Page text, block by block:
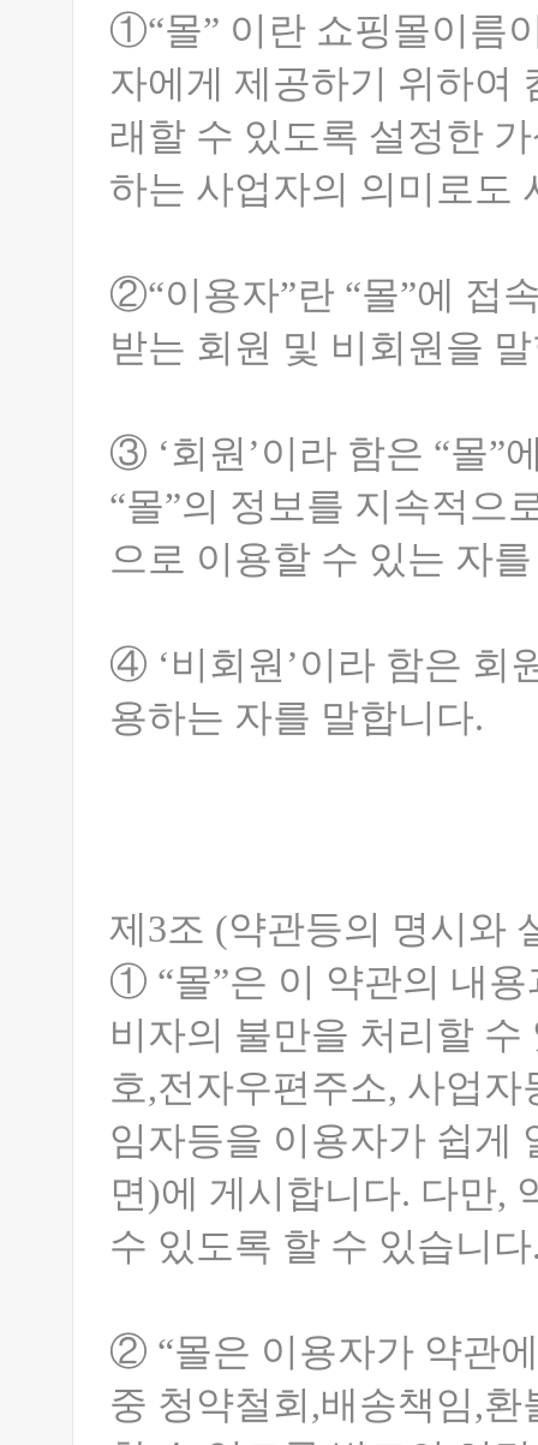
①“몰” 이란 쇼핑몰이름
자에게 제공하기 위하여
래할 수 있도록 설정한
하는 사업자의 의미로도
②“이용자”란 “몰”에 접
받는 회원 및 비회원을
③ ‘회원’이라 함은 “몰”
“몰”의 정보를 지속적으
으로 이용할 수 있는 자
④ ‘비회원’이라 함은 회
용하는 자를 말합니다.
제3조 (약관등의 명시와
① “몰”은 이 약관의 내
비자의 불만을 처리할
호,전자우편주소, 사업
임자등을 이용자가 쉽게
면)에 게시합니다. 다만,
수 있도록 할 수 있습니
② “몰은 이용자가 약관
중 청약철회,배송책임,